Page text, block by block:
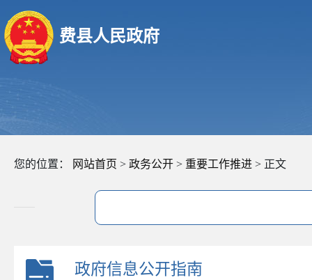
费县人民政府
您的位置： 网站首页 > 政务公开 > 重要工作推进 > 正文
政府信息公开指南